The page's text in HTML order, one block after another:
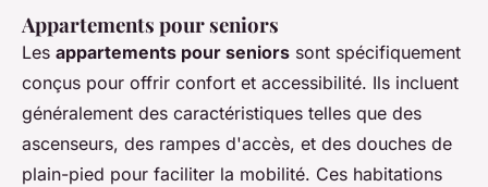
Appartements pour seniors
Les appartements pour seniors sont spécifiquement
conçus pour offrir confort et accessibilité. Ils incluent
généralement des caractéristiques telles que des
ascenseurs, des rampes d'accès, et des douches de
plain-pied pour faciliter la mobilité. Ces habitations